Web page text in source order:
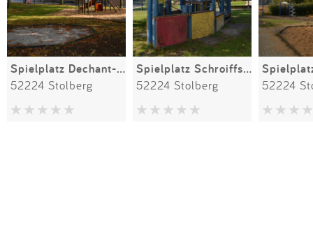
Spielplatz Dechant-Brock-Straße
52224 Stolberg
Spielplatz Schroiffstraße
52224 Stolberg 52224